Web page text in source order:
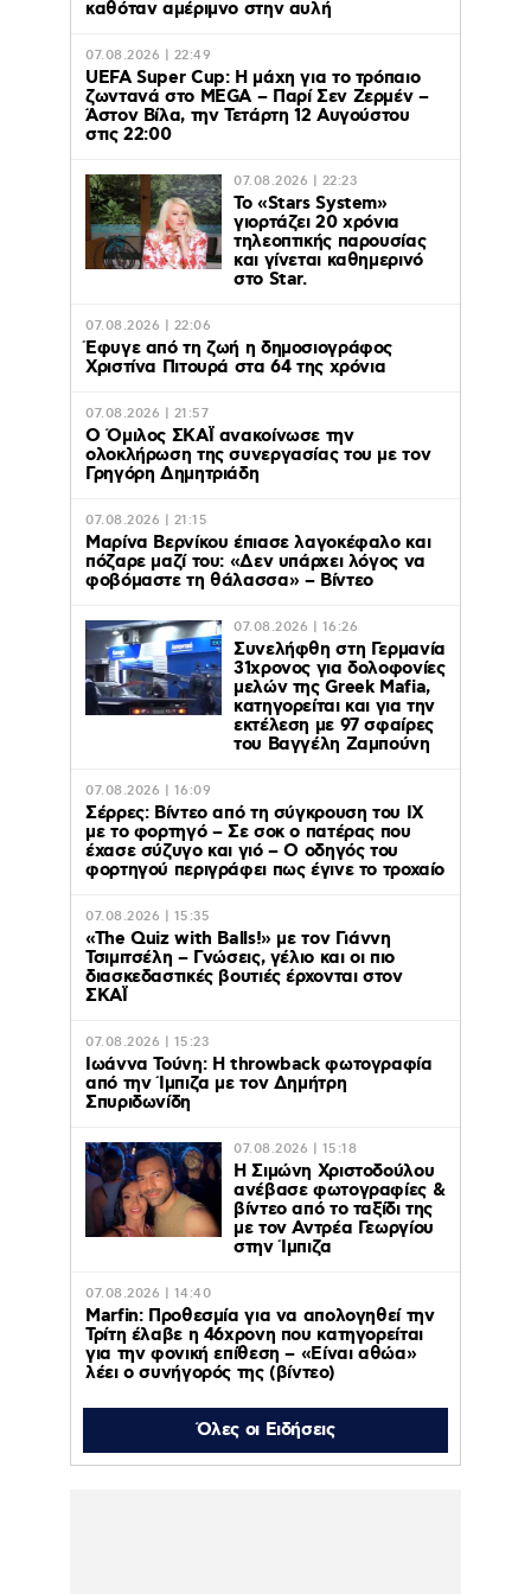
καθόταν αμέριμνο στην αυλή
07.08.2026 | 22:49
UEFA Super Cup: Η μάχη για το τρόπαιο
ζωντανά στο MEGA – Παρί Σεν Ζερμέν –
Άστον Βίλα, την Τετάρτη 12 Αυγούστου
στις 22:00
07.08.2026 | 22:23
Το «Stars System»
γιορτάζει 20 χρόνια
τηλεοπτικής παρουσίας
και γίνεται καθημερινό
στο Star.
07.08.2026 | 22:06
Έφυγε από τη ζωή η δημοσιογράφος
Χριστίνα Πιτουρά στα 64 της χρόνια
07.08.2026 | 21:57
Ο Όμιλος ΣΚΑΪ ανακοίνωσε την
ολοκλήρωση της συνεργασίας του με τον
Γρηγόρη Δημητριάδη
07.08.2026 | 21:15
Μαρίνα Βερνίκου έπιασε λαγοκέφαλο και
πόζαρε μαζί του: «Δεν υπάρχει λόγος να
φοβόμαστε τη θάλασσα» – Βίντεο
07.08.2026 | 16:26
Συνελήφθη στη Γερμανία
31χρονος για δολοφονίες
μελών της Greek Mafia,
κατηγορείται και για την
εκτέλεση με 97 σφαίρες
του Βαγγέλη Ζαμπούνη
07.08.2026 | 16:09
Σέρρες: Βίντεο από τη σύγκρουση του ΙΧ
με το φορτηγό – Σε σοκ ο πατέρας που
έχασε σύζυγο και γιό – Ο οδηγός του
φορτηγού περιγράφει πως έγινε το τροχαίο
07.08.2026 | 15:35
«The Quiz with Balls!» με τον Γιάννη
Τσιμιτσέλη – Γνώσεις, γέλιο και οι πιο
διασκεδαστικές βουτιές έρχονται στον
ΣΚΑΪ
07.08.2026 | 15:23
Ιωάννα Τούνη: Η throwback φωτογραφία
από την Ίμπιζα με τον Δημήτρη
Σπυριδωνίδη
07.08.2026 | 15:18
Η Σιμώνη Χριστοδούλου
ανέβασε φωτογραφίες &
βίντεο από το ταξίδι της
με τον Αντρέα Γεωργίου
στην Ίμπιζα
07.08.2026 | 14:40
Marfin: Προθεσμία για να απολογηθεί την
Τρίτη έλαβε η 46χρονη που κατηγορείται
για την φονική επίθεση – «Είναι αθώα»
λέει ο συνήγορός της (βίντεο)
07.08.2026 | 14:26
«ΚΑΛΥΤΕΡΑ ΑΡΓΑ» με την Αθηναΐδα
Νέγκα: οι πιο αποκαλυπτικές
Όλες οι Ειδήσεις